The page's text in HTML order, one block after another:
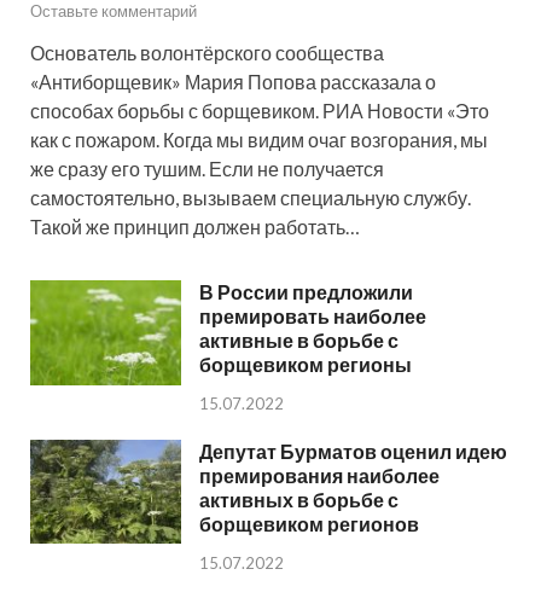
Оставьте комментарий
Основатель волонтёрского сообщества
«Антиборщевик» Мария Попова рассказала о
способах борьбы с борщевиком. РИА Новости «Это
как с пожаром. Когда мы видим очаг возгорания, мы
же сразу его тушим. Если не получается
самостоятельно, вызываем специальную службу.
Такой же принцип должен работать…
В России предложили
премировать наиболее
активные в борьбе с
борщевиком регионы
15.07.2022
Депутат Бурматов оценил идею
премирования наиболее
активных в борьбе с
борщевиком регионов
15.07.2022